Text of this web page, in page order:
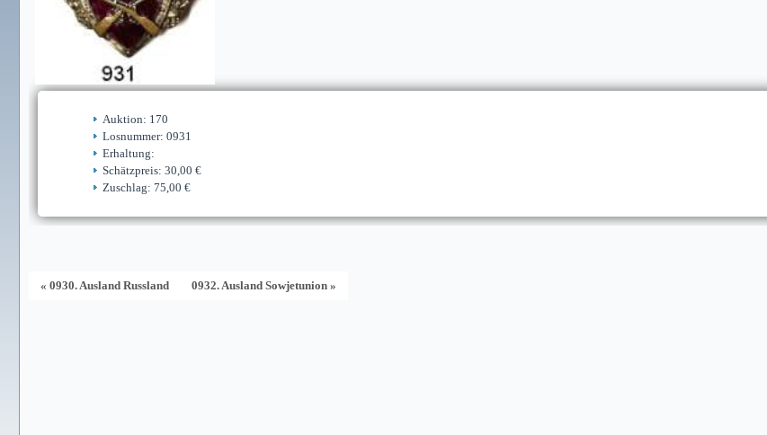
Auktion: 170
Losnummer: 0931
Erhaltung:
Schätzpreis: 30,00 €
Zuschlag: 75,00 €
« 0930. Ausland Russland 0932. Ausland Sowjetunion »